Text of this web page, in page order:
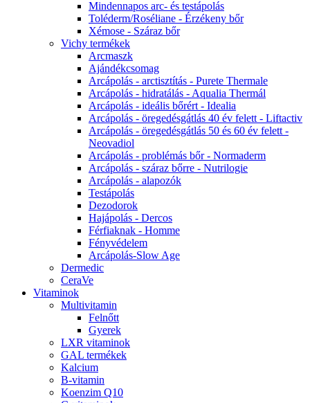
Mindennapos arc- és testápolás
Toléderm/Roséliane - Érzékeny bőr
Xémose - Száraz bőr
Vichy termékek
Arcmaszk
Ajándékcsomag
Arcápolás - arctisztítás - Purete Thermale
Arcápolás - hidratálás - Aqualia Thermál
Arcápolás - ideális bőrért - Idealia
Arcápolás - öregedésgátlás 40 év felett - Liftactiv
Arcápolás - öregedésgátlás 50 és 60 év felett -
Neovadiol
Arcápolás - problémás bőr - Normaderm
Arcápolás - száraz bőrre - Nutrilogie
Arcápolás - alapozók
Testápolás
Dezodorok
Hajápolás - Dercos
Férfiaknak - Homme
Fényvédelem
Arcápolás-Slow Age
Dermedic
CeraVe
Vitaminok
Multivitamin
Felnőtt
Gyerek
LXR vitaminok
GAL termékek
Kalcium
B-vitamin
Koenzim Q10